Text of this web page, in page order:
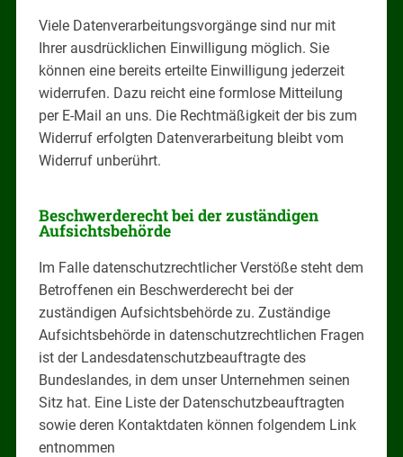
Viele Datenverarbeitungsvorgänge sind nur mit
Ihrer ausdrücklichen Einwilligung möglich. Sie
können eine bereits erteilte Einwilligung jederzeit
widerrufen. Dazu reicht eine formlose Mitteilung
per E-Mail an uns. Die Rechtmäßigkeit der bis zum
Widerruf erfolgten Datenverarbeitung bleibt vom
Widerruf unberührt.
Beschwerderecht bei der zuständigen
Aufsichtsbehörde
Im Falle datenschutzrechtlicher Verstöße steht dem
Betroffenen ein Beschwerderecht bei der
zuständigen Aufsichtsbehörde zu. Zuständige
Aufsichtsbehörde in datenschutzrechtlichen Fragen
ist der Landesdatenschutzbeauftragte des
Bundeslandes, in dem unser Unternehmen seinen
Sitz hat. Eine Liste der Datenschutzbeauftragten
sowie deren Kontaktdaten können folgendem Link
entnommen